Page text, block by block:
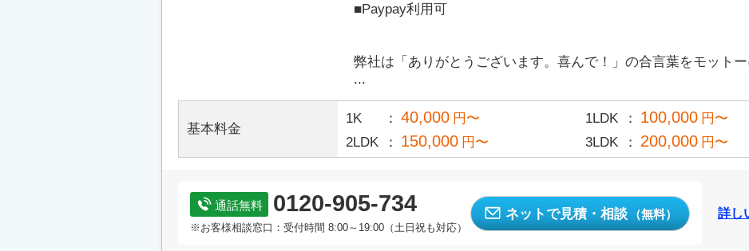
■Paypay利用可
弊社は「ありがとうございます。喜んで！」の合言葉をモットー
...
基本料金
1K 40,000 円〜 1LDK 100,000 円〜
2LDK
150,000 円〜 3LDK 200,000 円〜
通話無料 0120-905-734
※お客様相談窓口：受付時間 8:00～19:00（土日祝も対応）
ネットで見積・相談 （無料） 詳し